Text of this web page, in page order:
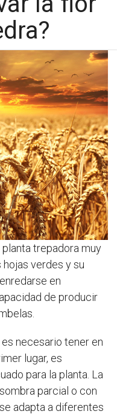
trepadora muy
verdes y su
en
de producir
es necesario tener en
lugar, es
para la planta. La
parcial o con
adapta a diferentes